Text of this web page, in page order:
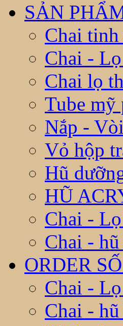
SẢN
Chai tinh
Chai -
Chai lọ
Tube mỹ
Nắp -
Vỏ hộp
Hũ
HŨ
Chai -
Chai -
ORDER
Chai -
Chai -